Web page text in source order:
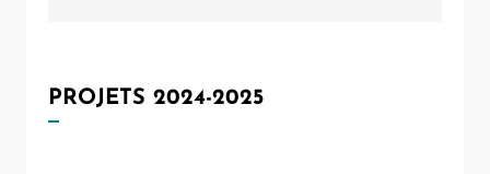
PROJETS 2024-2025